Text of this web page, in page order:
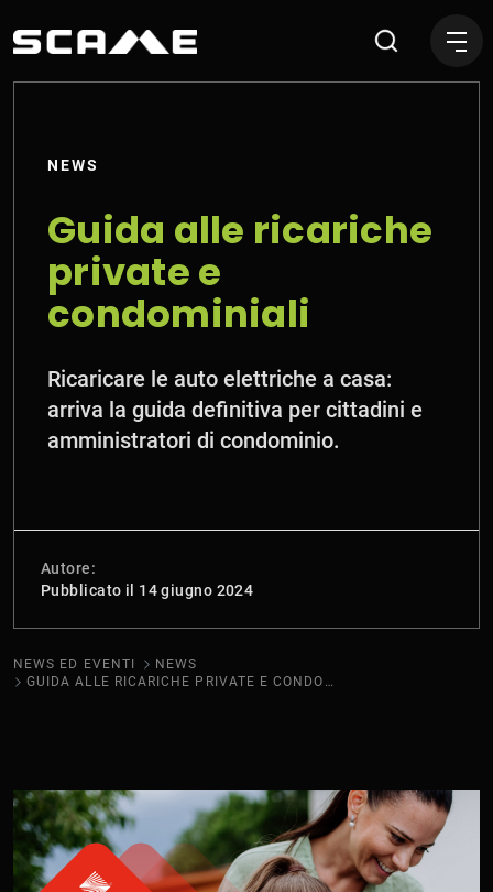
NEWS
Guida alle ricariche
private e
condominiali
Ricaricare le auto elettriche a casa:
arriva la guida definitiva per cittadini e
amministratori di condominio.
Autore:
Pubblicato il 14 giugno 2024
NEWS ED EVENTI
NEWS
GUIDA ALLE RICARICHE PRIVATE E CONDOMINIALI